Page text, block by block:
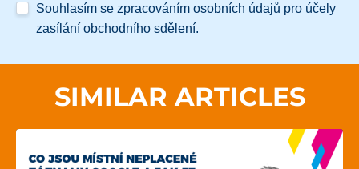
Souhlasím se zpracováním osobních údajů pro účely
zasílání obchodního sdělení.
SIMILAR ARTICLES